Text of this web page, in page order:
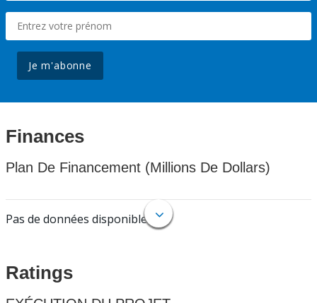
Je m'abonne
Finances
Plan De Financement (Millions De Dollars)
Pas de données disponibles.
Ratings